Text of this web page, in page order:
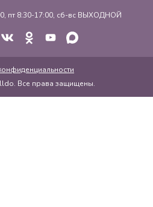
пт 8:30-17:00, сб-вс ВЫХОДНОЙ
Все права защищены.